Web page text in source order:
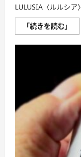
LULUSIA〈ルルシア
「続きを読む」
ル
ア
を
め
る
に
つ
い
て
さ
ら
に
読